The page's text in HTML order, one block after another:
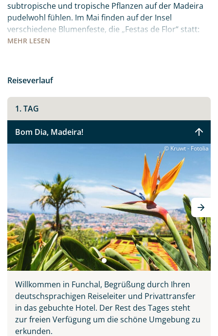
MEHR LESEN
subtropische und tropische Pflanzen auf der Madeira
pudelwohl fühlen. Im Mai finden auf der Insel
verschiedene Blumenfeste, die „Festas de Flor“ statt:
die Orte sind mit Blüten und Blumen geschmückt, es
Atlantiks.Auch kulinarisch hat die Insel viel zu bieten:
Wärme braucht um sich zum süßen Gold zu wandeln.
Der „Peixe Espada Preto“ – schwarzer Degenfisch, den
Sie bitte zunächst probieren, bevor Sie ihn sich auf den
Tischen der Markthalle Funchals anschauen. Verpassen
sollten Sie keinesfalls Madeiras Nationalgericht
„Espetata“ - die aufgespießten Rinderstücke, welche
über den Holzkohlegrill zubereitet werden. Diese Reise
vereint alle Schönheiten der Insel: Natur, Meer,
Entspannung, Kultur, Tradition und Kulinarik. Ihr
deutscher Reiseleiter zeigt Ihnen ganz persönlich seine
Wahlheimat auf 3 inkludierten Ausflügen, erklärt
Wissenswertes und führt Sie abseits der großen
Touristenströme hinein ins authentische Madeira.
Reiseverlauf
1. TAG
Bom Dia, Madeira!
© Kruwt - Fotolia
Willkommen in Funchal, Begrüßung durch Ihren
deutschsprachigen Reiseleiter und Privattransfer
in das gebuchte Hotel. Der Rest des Tages steht
zur freien Verfügung um die schöne Umgebung zu
erkunden.